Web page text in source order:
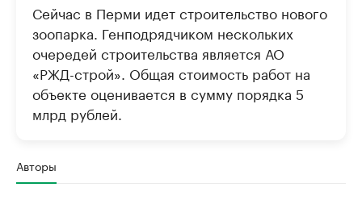
Сейчас в Перми идет строительство нового
зоопарка. Генподрядчиком нескольких
очередей строительства является АО
«РЖД-строй». Общая стоимость работ на
объекте оценивается в сумму порядка 5
млрд рублей.
Авторы